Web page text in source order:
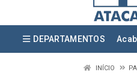
DEPARTAMENTOS
INÍCIO